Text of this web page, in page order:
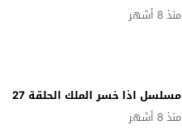
منذ 8 أشهر
مسلسل اذا خسر الملك الحلقة 27
منذ 8 أشهر